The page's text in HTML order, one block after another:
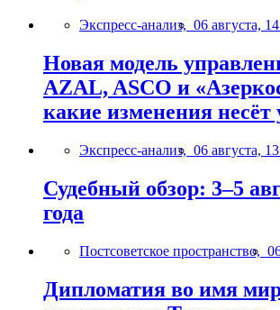
Экспресс-анализ, 06 августа,
Новая модель
AZAL, ASCO и
какие изменения несёт
Экспресс-анализ, 06 августа,
Судебный обзор: 3–5
года
Постсоветское пространство,
Дипломатия во имя